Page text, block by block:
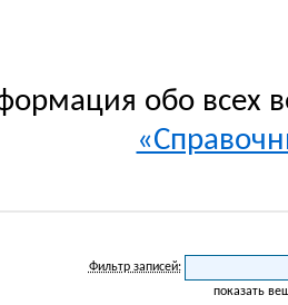
обо всех
Фильтр записей:
показать